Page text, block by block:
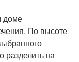
доме
По высоте
разделить на